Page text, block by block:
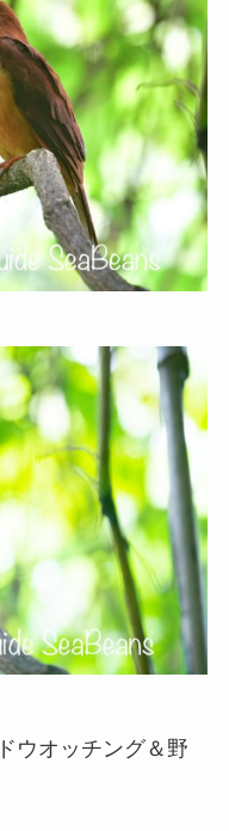
ウオッチング＆野